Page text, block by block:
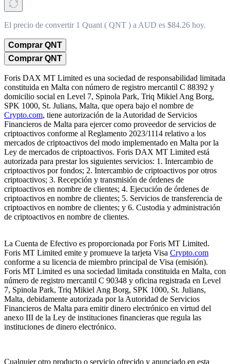
El precio de convertir 1 Quant ( QNT ) a AUD es $84.26 hoy.
Comprar QNT
Comprar QNT
Foris DAX MT Limited es una sociedad de responsabilidad limitada
constituida en Malta con número de registro mercantil C 88392 y
domicilio social en Level 7, Spinola Park, Triq Mikiel Ang Borg,
SPK 1000, St. Julians, Malta, que opera bajo el nombre de
Crypto.com, tiene autorización de la Autoridad de Servicios
Financieros de Malta para ejercer como proveedor de servicios de
criptoactivos conforme al Reglamento 2023/1114 relativo a los
mercados de criptoactivos del modo implementado en Malta por la
Ley de mercados de criptoactivos. Foris DAX MT Limited está
autorizada para prestar los siguientes servicios: 1. Intercambio de
criptoactivos por fondos; 2. Intercambio de criptoactivos por otros
criptoactivos; 3. Recepción y transmisión de órdenes de
criptoactivos en nombre de clientes; 4. Ejecución de órdenes de
criptoactivos en nombre de clientes; 5. Servicios de transferencia de
criptoactivos en nombre de clientes; y 6. Custodia y administración
de criptoactivos en nombre de clientes.
La Cuenta de Efectivo es proporcionada por Foris MT Limited.
Foris MT Limited emite y promueve la tarjeta Visa Crypto.com
conforme a su licencia de miembro principal de Visa (emisión).
Foris MT Limited es una sociedad limitada constituida en Malta, con
número de registro mercantil C 90348 y oficina registrada en Level
7, Spinola Park, Triq Mikiel Ang Borg, SPK 1000, St. Julians,
Malta, debidamente autorizada por la Autoridad de Servicios
Financieros de Malta para emitir dinero electrónico en virtud del
anexo III de la Ley de instituciones financieras que regula las
instituciones de dinero electrónico.
Cualquier otro producto o servicio ofrecido y anunciado en esta